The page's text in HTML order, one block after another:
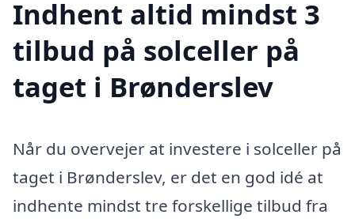
Indhent altid mindst 3
tilbud på solceller på
taget i Brønderslev
Når du overvejer at investere i solceller på
taget i Brønderslev, er det en god idé at
indhente mindst tre forskellige tilbud fra